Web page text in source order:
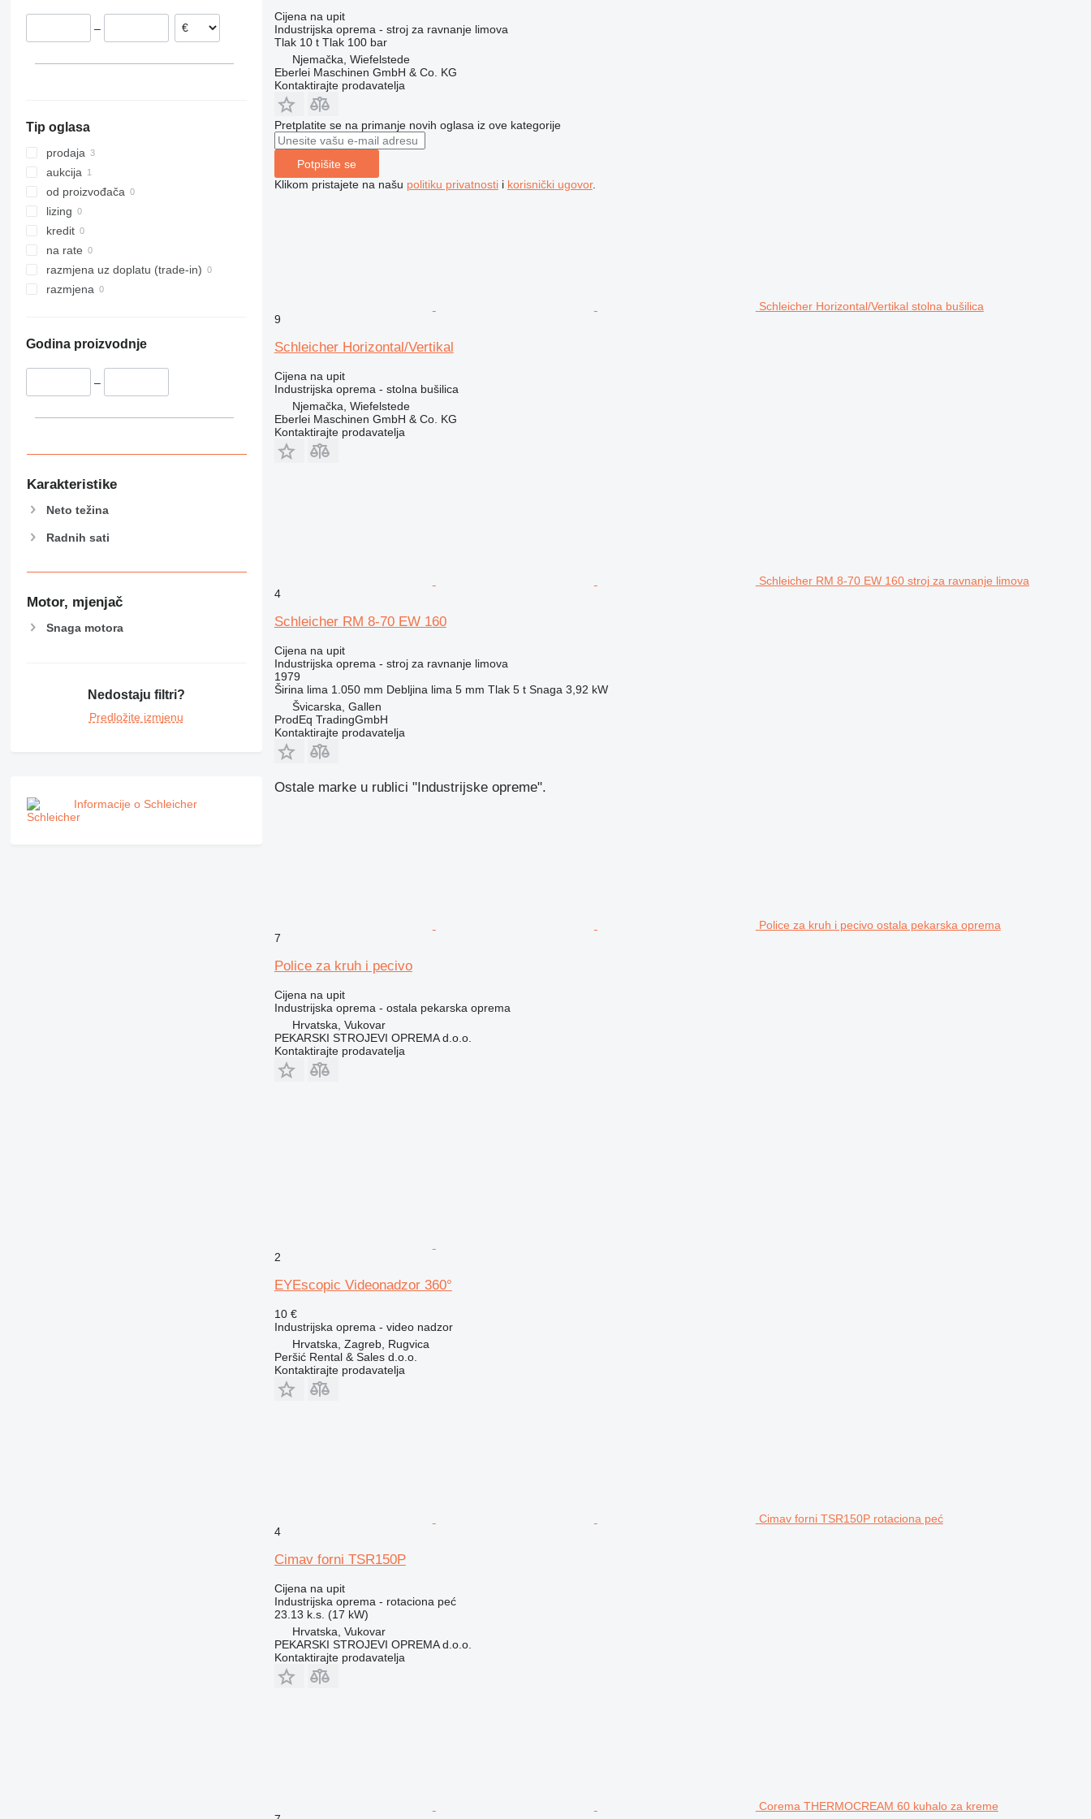
–
Tip oglasa
prodaja
aukcija
od proizvođača
lizing
kredit
na rate
razmjena uz doplatu (trade-in)
razmjena
Godina proizvodnje
–
Karakteristike
Neto težina
Radnih sati
Motor, mjenjač
Snaga motora
Nedostaju filtri?
Predložite izmjenu
Informacije o Schleicher
Cijena na upit
Industrijska oprema - stroj za ravnanje limova
Tlak 10 t Tlak 100 bar
Njemačka, Wiefelstede
Eberlei Maschinen GmbH & Co. KG
Kontaktirajte prodavatelja
Pretplatite se na primanje novih oglasa iz ove kategorije
Potpišite se
Klikom pristajete na našu politiku privatnostii korisnički ugovor.
Schleicher Horizontal/Vertikal stolna bušilica
9
Schleicher Horizontal/Vertikal
Cijena na upit
Industrijska oprema - stolna bušilica
Njemačka, Wiefelstede
Eberlei Maschinen GmbH & Co. KG
Kontaktirajte prodavatelja
Schleicher RM 8-70 EW 160 stroj za ravnanje limova
4
Schleicher RM 8-70 EW 160
Cijena na upit
Industrijska oprema - stroj za ravnanje limova
1979
Širina lima 1.050 mm Debljina lima 5 mm Tlak 5 t Snaga 3,92 kW
Švicarska, Gallen
ProdEq TradingGmbH
Kontaktirajte prodavatelja
Ostale marke u rublici "Industrijske opreme".
Police za kruh i pecivo ostala pekarska oprema
7
Police za kruh i pecivo
Cijena na upit
Industrijska oprema - ostala pekarska oprema
Hrvatska, Vukovar
PEKARSKI STROJEVI OPREMA d.o.o.
Kontaktirajte prodavatelja
2
EYEscopic Videonadzor 360°
10 €
Industrijska oprema - video nadzor
Hrvatska, Zagreb, Rugvica
Peršić Rental & Sales d.o.o.
Kontaktirajte prodavatelja
Cimav forni TSR150P rotaciona peć
4
Cimav forni TSR150P
Cijena na upit
Industrijska oprema - rotaciona peć
23.13 k.s. (17 kW)
Hrvatska, Vukovar
PEKARSKI STROJEVI OPREMA d.o.o.
Kontaktirajte prodavatelja
Corema THERMOCREAM 60 kuhalo za kreme